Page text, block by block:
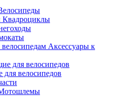
Квадроциклы
Аксессуары к
велосипедов